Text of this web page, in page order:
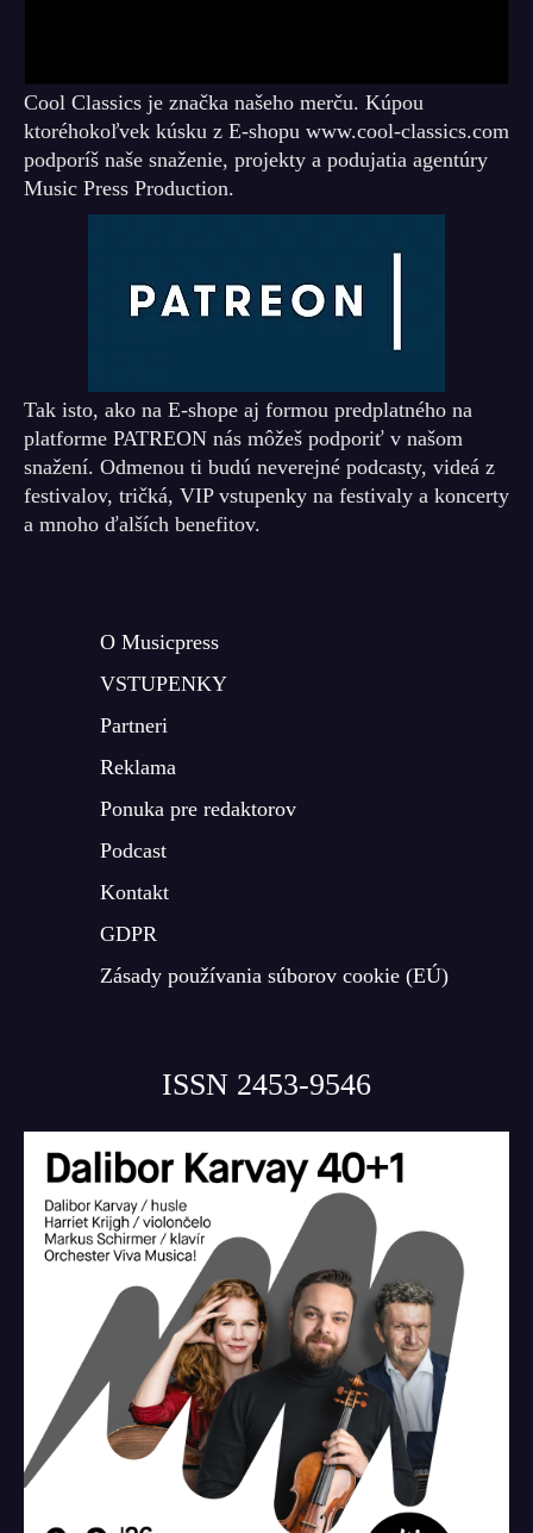
Cool Classics je značka našeho merču. Kúpou
ktoréhokoľvek kúsku z E-shopu www.cool-classics.com
podporíš naše snaženie, projekty a podujatia agentúry
Music Press Production.
Tak isto, ako na E-shope aj formou predplatného na
platforme PATREON nás môžeš podporiť v našom
snažení. Odmenou ti budú neverejné podcasty, videá z
festivalov, tričká, VIP vstupenky na festivaly a koncerty
a mnoho ďalších benefitov.
O Musicpress
VSTUPENKY
Partneri
Reklama
Ponuka pre redaktorov
Podcast
Kontakt
GDPR
Zásady používania súborov cookie (EÚ)
ISSN 2453-9546